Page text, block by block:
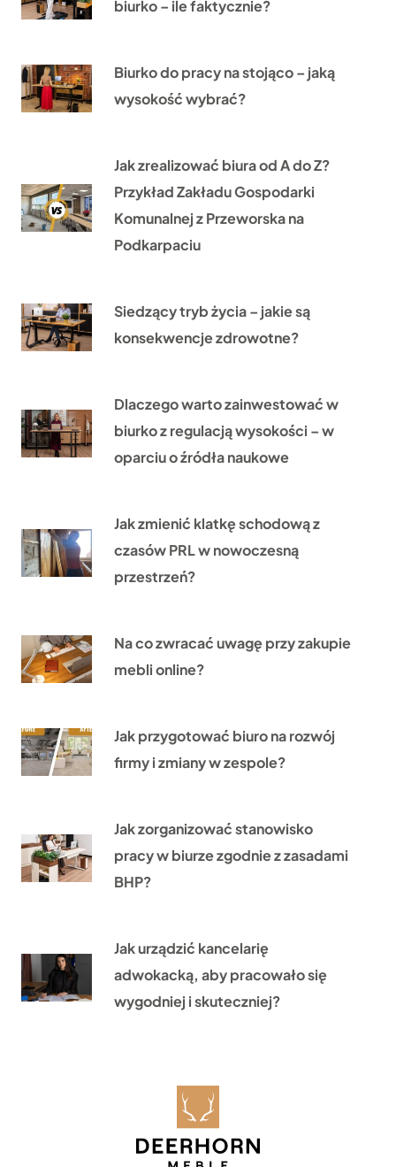
biurko – ile faktycznie?
Biurko do pracy na stojąco – jaką
wysokość wybrać?
Jak zrealizować biura od A do Z?
Przykład Zakładu Gospodarki
Komunalnej z Przeworska na
Podkarpaciu
Siedzący tryb życia – jakie są
konsekwencje zdrowotne?
Dlaczego warto zainwestować w
biurko z regulacją wysokości – w
oparciu o źródła naukowe
Jak zmienić klatkę schodową z
czasów PRL w nowoczesną
przestrzeń?
Na co zwracać uwagę przy zakupie
mebli online?
Jak przygotować biuro na rozwój
firmy i zmiany w zespole?
Jak zorganizować stanowisko
pracy w biurze zgodnie z zasadami
BHP?
Jak urządzić kancelarię
adwokacką, aby pracowało się
wygodniej i skuteczniej?